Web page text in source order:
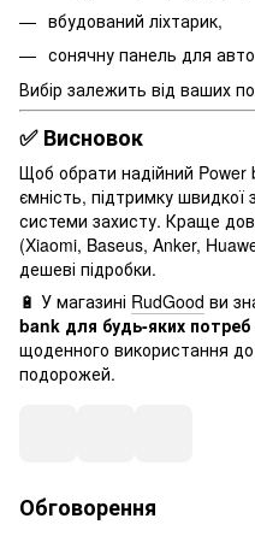
вбудований ліхтарик,
сонячну панель для
Вибір залежить від ваших
✅ Висновок
Щоб обрати надійний Power
ємність, підтримку швидкої
системи захисту. Краще
(Xiaomi, Baseus, Anker,
дешеві підробки.
🔋 У магазині RudGood ви
bank для будь-яких потреб
щоденного використання
подорожей.
Обговорення